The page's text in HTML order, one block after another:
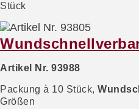
Stück
Artikel Nr. 93988
Packung à 10 Stück,
Größen